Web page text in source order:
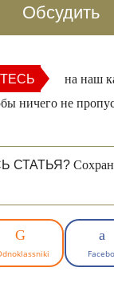
Обсудить
на наш
ничего не
СТАТЬЯ?